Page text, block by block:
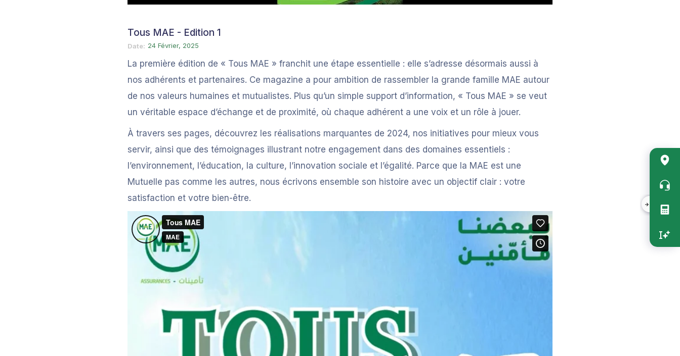
rapide
Tous MAE - Edition 1
Date 24 Février, 2025
La première édition de « Tous MAE » franchit une étape essentielle : elle s’adresse désormais aussi à
nos adhérents et partenaires. Ce magazine a pour ambition de rassembler la grande famille MAE autour
de nos valeurs humaines et mutualistes. Plus qu’un simple support d’information, « Tous MAE » se veut
un véritable espace d’échange et de proximité, où chaque adhérent a une voix et un rôle à jouer.
À travers ses pages, découvrez les réalisations marquantes de 2024, nos initiatives pour mieux vous
servir, ainsi que des témoignages illustrant notre engagement dans des domaines essentiels :
l’environnement, l’éducation, la culture, l’innovation sociale et l’égalité. Parce que la MAE est une
Mutuelle pas comme les autres, nous écrivons ensemble son histoire avec un objectif clair : votre
satisfaction et votre bien-être.